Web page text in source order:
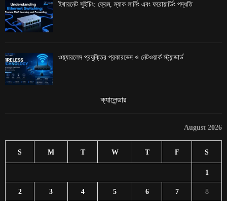
ইথারনেট সুইচিং: ফ্রেম, ম্যাক লার্নিং এবং ফরোয়ার্ডিং পদ্ধতি
ওয়্যারলেস প্রযুক্তির প্রকারভেদ ও নেটওয়ার্ক স্ট্যান্ডার্ড
ক্যালেন্ডার
August 2026
S M T W T F S
1
2 3 4 5 6 7 8